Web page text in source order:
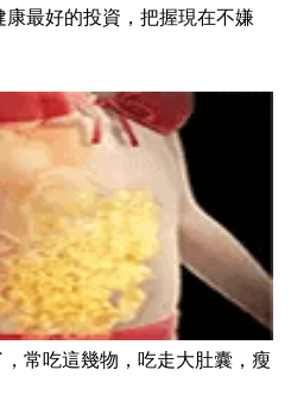
最好的投資，把握現在不嫌
常吃這幾物，吃走大肚囊，瘦